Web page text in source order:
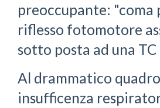
preoccupante: "coma
riflesso fotomotore
sotto posta ad una
Al drammatico
insufficenza